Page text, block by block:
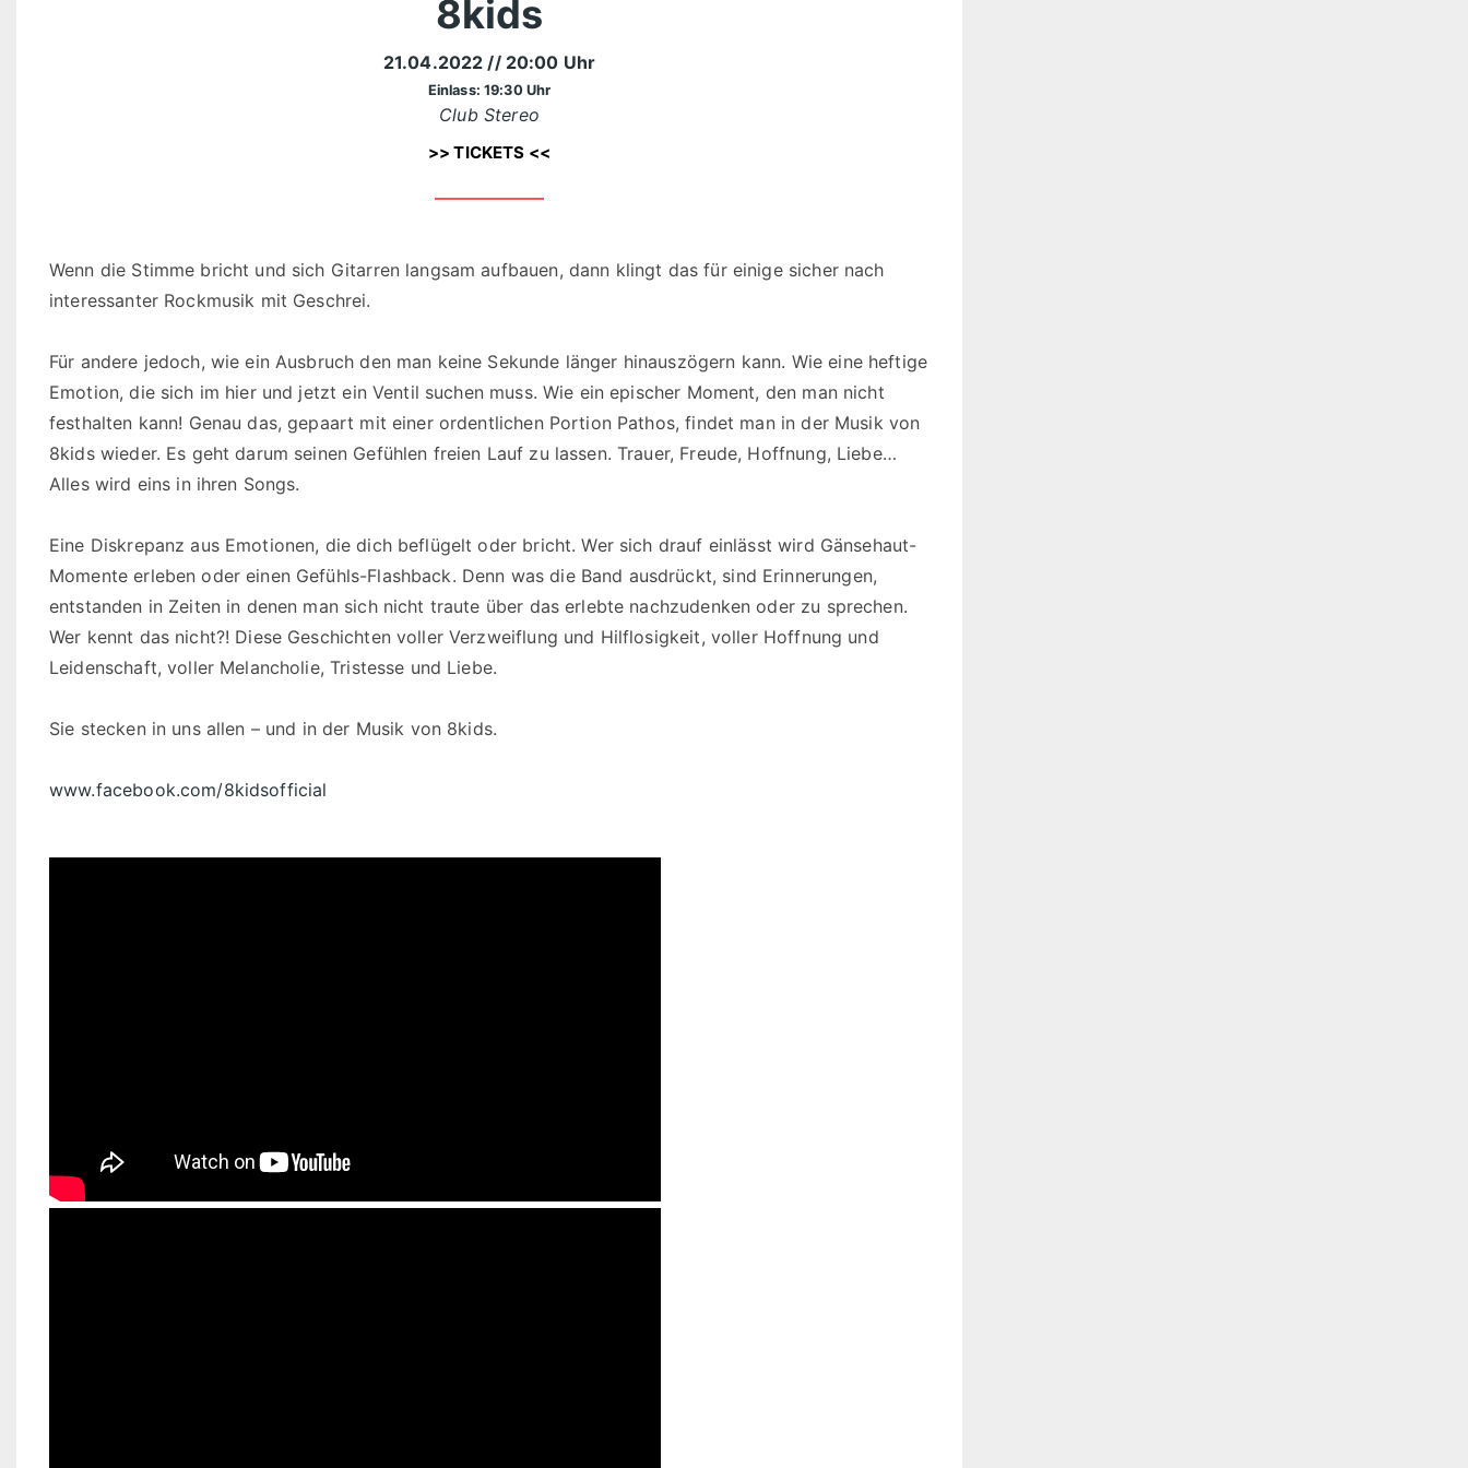
8kids
21.04.2022// 20:00 Uhr
Einlass: 19:30 Uhr
Club Stereo
>> TICKETS <<
Wenn die Stimme bricht und sich Gitarren langsam aufbauen, dann klingt das für einige sicher nach
interessanter Rockmusik mit Geschrei.
Für andere jedoch, wie ein Ausbruch den man keine Sekunde länger hinauszögern kann. Wie eine heftige
Emotion, die sich im hier und jetzt ein Ventil suchen muss. Wie ein epischer Moment, den man nicht
festhalten kann! Genau das, gepaart mit einer ordentlichen Portion Pathos, findet man in der Musik von
8kids wieder. Es geht darum seinen Gefühlen freien Lauf zu lassen. Trauer, Freude, Hoffnung, Liebe…
Alles wird eins in ihren Songs.
Eine Diskrepanz aus Emotionen, die dich beflügelt oder bricht. Wer sich drauf einlässt wird Gänsehaut-
Momente erleben oder einen Gefühls-Flashback. Denn was die Band ausdrückt, sind Erinnerungen,
entstanden in Zeiten in denen man sich nicht traute über das erlebte nachzudenken oder zu sprechen.
Wer kennt das nicht?! Diese Geschichten voller Verzweiflung und Hilflosigkeit, voller Hoffnung und
Leidenschaft, voller Melancholie, Tristesse und Liebe.
Sie stecken in uns allen – und in der Musik von 8kids.
www.facebook.com/8kidsofficial